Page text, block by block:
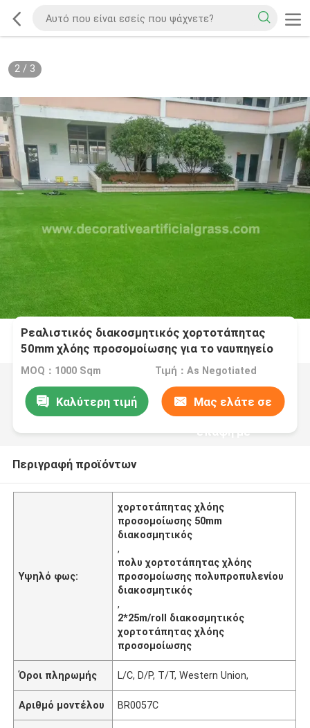
2/ 3
Ρεαλιστικός διακοσμητικός χορτοτάπητας
50mm χλόης προσομοίωσης για το ναυπηγείο
2*25m/ρόλος εγχώριων κήπων
MOQ：1000 Sqm Τιμή：As Negotiated
Καλύτερη τιμή Μας ελάτε σε
επαφή με
Περιγραφή προϊόντων
Υψηλό φως:
χορτοτάπητας χλόης
προσομοίωσης 50mm
διακοσμητικός
,
πολυ χορτοτάπητας χλόης
προσομοίωσης πολυπροπυλενίου
διακοσμητικός
,
2*25m/roll διακοσμητικός
χορτοτάπητας χλόης
προσομοίωσης
Όροι πληρωμής L/C, D/P, T/T, Western Union,
Αριθμό μοντέλου BR0057C